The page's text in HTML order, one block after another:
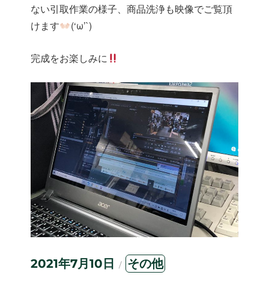
ない引取作業の様子、商品洗浄も映像でご覧頂
けます
(‘ω’`)
完成をお楽しみに
投
2021年7月10日
カ
テ
その他